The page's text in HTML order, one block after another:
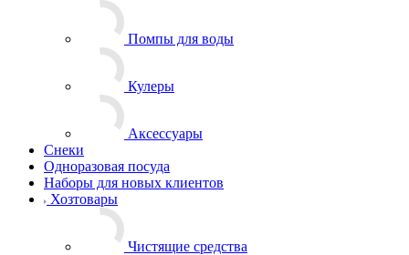
Помпы для воды
Кулеры
Аксессуары
Снеки
Одноразовая посуда
Наборы для новых клиентов
Хозтовары
Чистящие средства